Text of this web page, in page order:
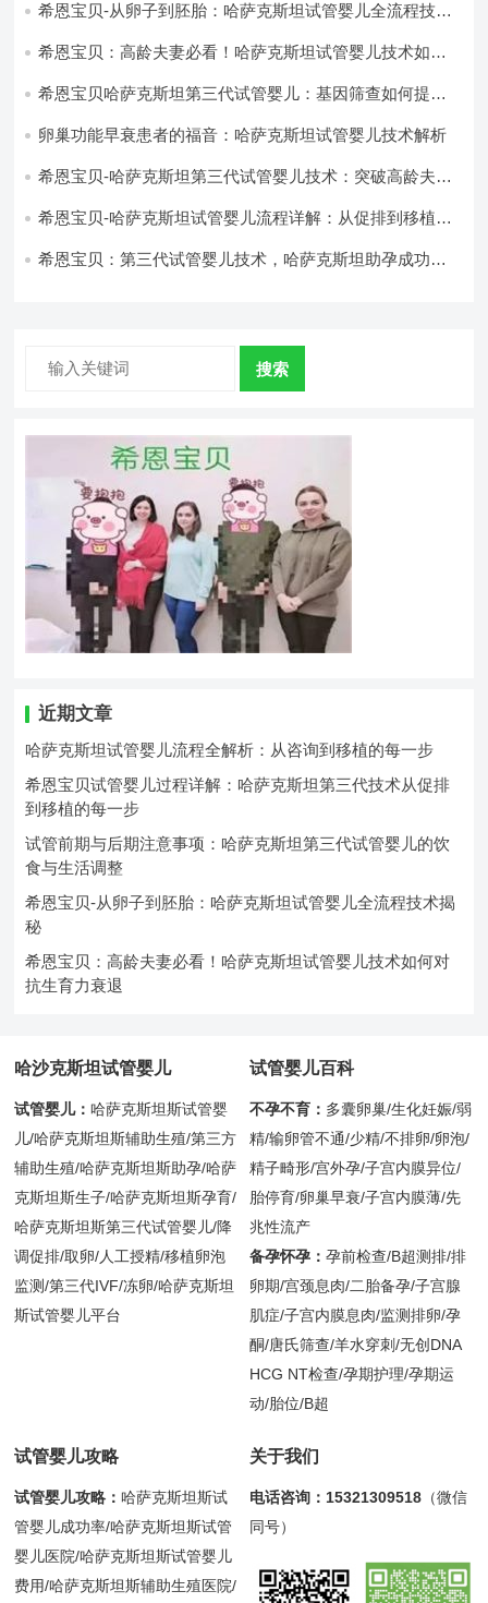
希恩宝贝-从卵子到胚胎：哈萨克斯坦试管婴儿全流程技术
希恩宝贝：高龄夫妻必看！哈萨克斯坦试管婴儿技术如何
希恩宝贝哈萨克斯坦第三代试管婴儿：基因筛查如何提升
卵巢功能早衰患者的福音：哈萨克斯坦试管婴儿技术解析
希恩宝贝-哈萨克斯坦第三代试管婴儿技术：突破高龄夫妻
希恩宝贝-哈萨克斯坦试管婴儿流程详解：从促排到移植的
希恩宝贝：第三代试管婴儿技术，哈萨克斯坦助孕成功率
搜索
近期文章
哈萨克斯坦试管婴儿流程全解析：从咨询到移植的每一步
希恩宝贝试管婴儿过程详解：哈萨克斯坦第三代技术从促排
到移植的每一步
试管前期与后期注意事项：哈萨克斯坦第三代试管婴儿的饮
食与生活调整
希恩宝贝-从卵子到胚胎：哈萨克斯坦试管婴儿全流程技术揭
秘
希恩宝贝：高龄夫妻必看！哈萨克斯坦试管婴儿技术如何对
抗生育力衰退
哈沙克斯坦试管婴儿
试管婴儿： 哈萨克斯坦斯试管婴
儿/哈萨克斯坦斯辅助生殖/第三方
辅助生殖/哈萨克斯坦斯助孕/哈萨
克斯坦斯生子/哈萨克斯坦斯孕育/
哈萨克斯坦斯第三代试管婴儿/降
调促排/取卵/人工授精/移植卵泡
监测/第三代IVF/冻卵/哈萨克斯坦
斯试管婴儿平台
试管婴儿百科
不孕不育： 多囊卵巢/生化妊娠/弱
精/输卵管不通/少精/不排卵/卵泡/
精子畸形/宫外孕/子宫内膜异位/
胎停育/卵巢早衰/子宫内膜薄/先
兆性流产
备孕怀孕： 孕前检查/B超测排/排
卵期/宫颈息肉/二胎备孕/子宫腺
肌症/子宫内膜息肉/监测排卵/孕
酮/唐氏筛查/羊水穿刺/无创DNA
HCG NT检查/孕期护理/孕期运
动/胎位/B超
试管婴儿攻略
试管婴儿攻略： 哈萨克斯坦斯试
管婴儿成功率/哈萨克斯坦斯试管
婴儿医院/哈萨克斯坦斯试管婴儿
费用/哈萨克斯坦斯辅助生殖医院/
关于我们
电话咨询：15321309518（微信
同号）